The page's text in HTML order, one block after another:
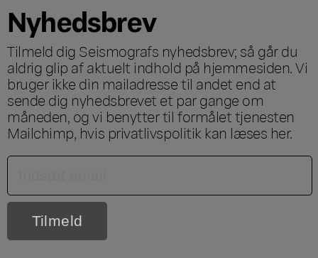
Nyhedsbrev
Tilmeld dig Seismografs nyhedsbrev; så går du
aldrig glip af aktuelt indhold på hjemmesiden. Vi
bruger ikke din mailadresse til andet end at
sende dig nyhedsbrevet et par gange om
måneden, og vi benytter til formålet tjenesten
Mailchimp, hvis privatlivspolitik kan læses her.